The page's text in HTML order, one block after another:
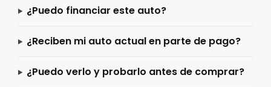
¿Puedo financiar este auto?
¿Reciben mi auto actual en parte de pago?
¿Puedo verlo y probarlo antes de comprar?